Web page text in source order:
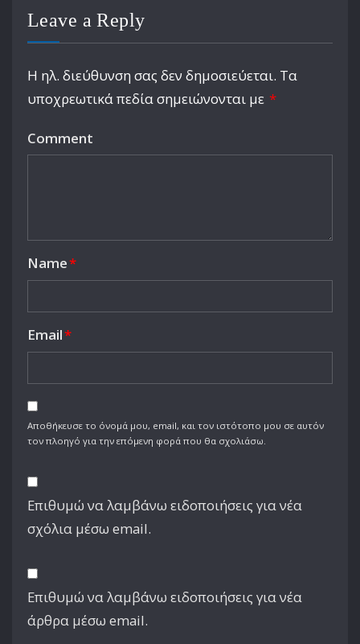
Leave a Reply
Η ηλ. διεύθυνση σας δεν δημοσιεύεται. Τα
υποχρεωτικά πεδία σημειώνονται με *
Comment
Name*
Email*
Αποθήκευσε το όνομά μου, email, και τον ιστότοπο μου σε αυτόν
τον πλοηγό για την επόμενη φορά που θα σχολιάσω.
Επιθυμώ να λαμβάνω ειδοποιήσεις για νέα
σχόλια μέσω email.
Επιθυμώ να λαμβάνω ειδοποιήσεις για νέα
άρθρα μέσω email.